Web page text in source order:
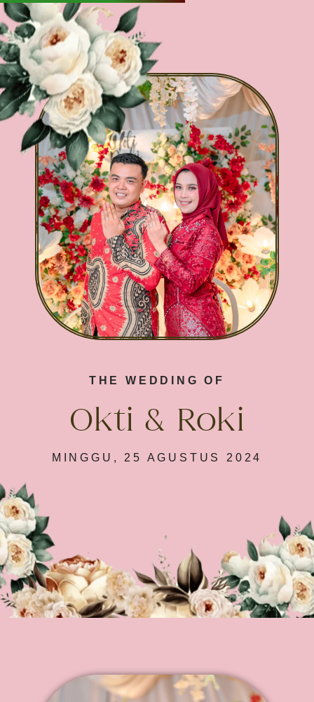
THE WEDDING OF
Okti & Roki
MINGGU, 25 AGUSTUS 2024